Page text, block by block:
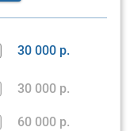
30 000 р.
30 000 р.
60 000 р.